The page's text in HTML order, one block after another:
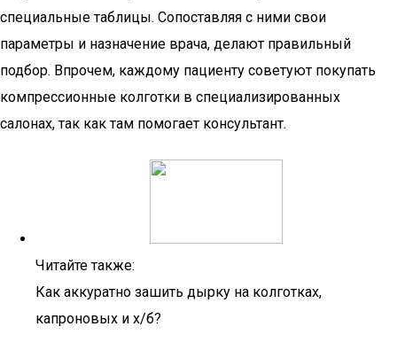
специальные таблицы. Сопоставляя с ними свои
параметры и назначение врача, делают правильный
подбор. Впрочем, каждому пациенту советуют покупать
компрессионные колготки в специализированных
салонах, так как там помогает консультант.
Читайте также:
Как аккуратно зашить дырку на колготках,
капроновых и х/б?